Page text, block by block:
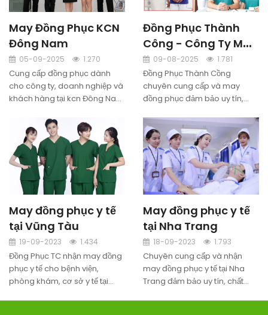
May Đồng Phục KCN
Đông Nam
05-09-2025 1.270
Cung cấp đồng phục dành
cho công ty, doanh nghiệp và
khách hàng tại kcn Đông Nam
Nhận may đồng phục tại kcn
Đông Nam theo yêu cầu.
Đồng Phục Thành
Công - Công Ty May
Đồng Phục Cao Cấp
09-08-2025 1.781
Đồng Phục Thành Cồng
chuyên cung cấp và may
đồng phục đảm bảo uy tín,
phục theo yêu cầu công ty,
doanh nghiệp. Miễn phí thiết
kế, miễn phí may mẫu, miễn
phí giao hàng tận nơi.
May đồng phục y tế
tại Vũng Tàu
19-09-2023 1.434
Đồng Phục TC nhận may đồng
phục y tế cho bệnh viện,
phòng khám, cơ sở y tế tại
May đồng phục y tế
tại Nha Trang
18-09-2023 1.793
Chuyên cung cấp và nhận
may đồng phục y tế tại Nha
Trang đảm bảo uy tín, chất